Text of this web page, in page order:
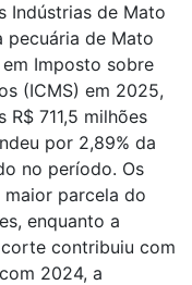
Indústrias de Mato
pecuária de Mato
Imposto sobre
(ICMS) em 2025,
711,5 milhões
por 2,89% da
no período. Os
parcela do
enquanto a
contribuiu com
2024, a